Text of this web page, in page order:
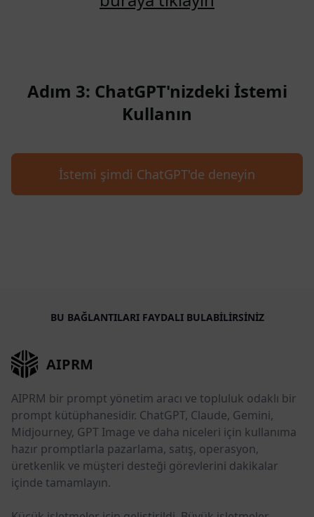
Adım 3: ChatGPT'nizdeki İstemi
Kullanın
İstemi şimdi ChatGPT'de deneyin
BU BAĞLANTILARI FAYDALI BULABILIRSINIZ
AIPRM
AIPRM bir prompt yönetim aracı ve topluluk odaklı bir
prompt kütüphanesidir. ChatGPT, Claude, Gemini,
Midjourney, GPT Image ve daha niceleri için kullanıma
hazır promptlarla pazarlama, satış, operasyon,
üretkenlik ve müşteri desteği görevlerini dakikalar
içinde tamamlayın.